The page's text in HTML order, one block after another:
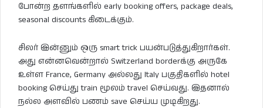
போன்ற தளங்களில் early booking offers, package deals,
seasonal discounts கிடைக்கும்.
சிலர் இன்னும் ஒரு smart trick பயன்படுத்துகிறார்கள்.
அது என்னவென்றால் Switzerland borderக்கு அருகே
உள்ள France, Germany அல்லது Italy பகுதிகளில் hotel
booking செய்து train மூலம் travel செய்வது. இதனால்
நல்ல அளவில் பணம் save செய்ய முடிகிறது.